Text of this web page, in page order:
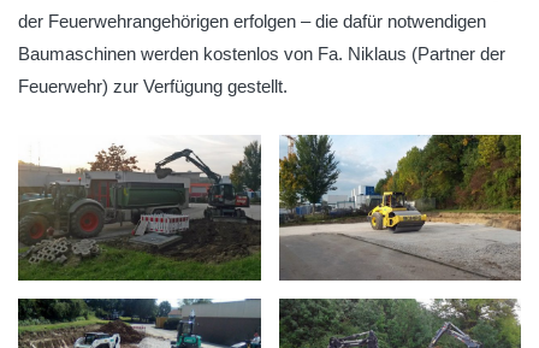
der Feuerwehrangehörigen erfolgen – die dafür notwendigen
Baumaschinen werden kostenlos von Fa. Niklaus (Partner der
Feuerwehr) zur Verfügung gestellt.